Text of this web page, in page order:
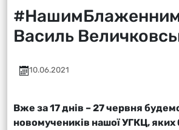
Василь
10.06.2021
Вже за 17 днів – 27 червня
новомучеників нашої УГКЦ, яких